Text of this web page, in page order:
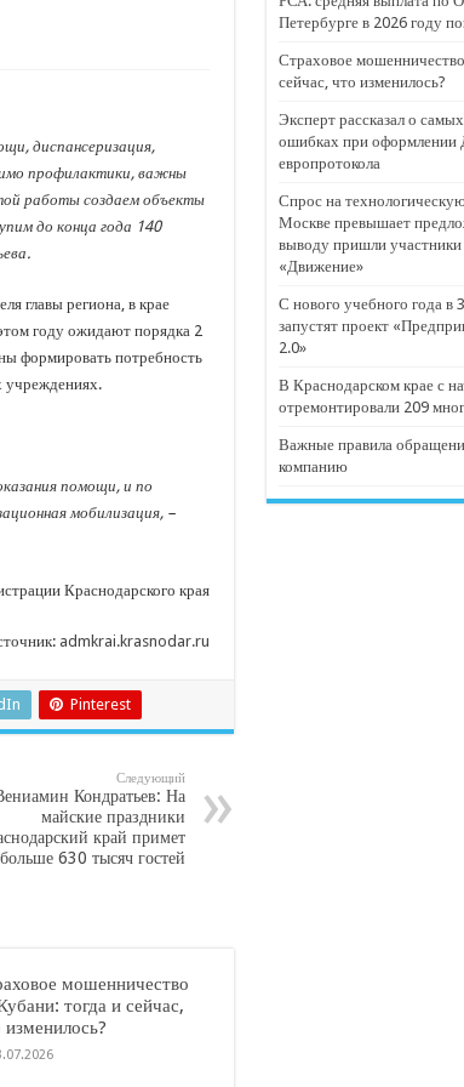
2.0»
домов
диспансеризация,
профилактики, важны
работы создаем объекты
до конца года 140
главы региона, в крае
году ожидают порядка 2
формировать потребность
учреждениях.
помощи, и по
мобилизация, –
Краснодарского края
admkrai.krasnodar.ru
Pinterest
Следующий
Кондратьев: На
майские праздники
край примет
больше 630 тысяч гостей
мошенничество
тогда и сейчас,
изменилось?
Петербурге в 2026 году
Страховое
сейчас, что изменилось?
Эксперт рассказал о
ошибках при оформлении
европротокола
Спрос на
Москве превышает
выводу пришли
«Движение»
С нового учебного года в
запустят проект
2.0»
В Краснодарском крае с
отремонтировали 209
Важные правила
компанию